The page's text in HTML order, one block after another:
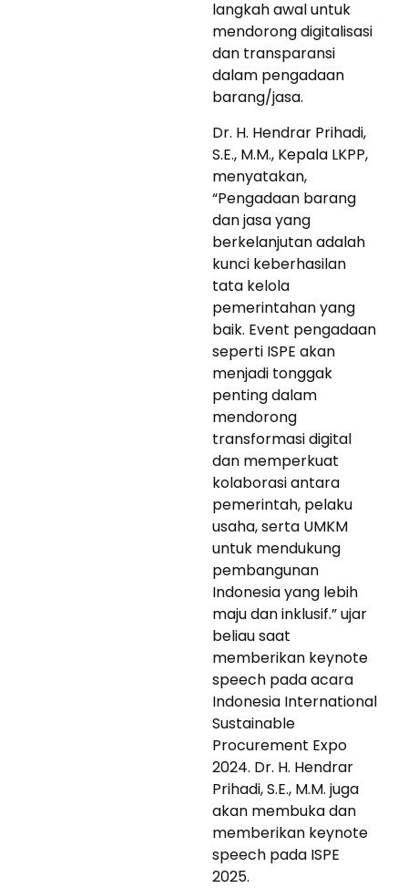
langkah awal untuk
mendorong digitalisasi
dan transparansi
dalam pengadaan
barang/jasa.
Dr. H. Hendrar Prihadi,
S.E., M.M., Kepala LKPP,
menyatakan,
“Pengadaan barang
dan jasa yang
berkelanjutan adalah
kunci keberhasilan
tata kelola
pemerintahan yang
baik. Event pengadaan
seperti ISPE akan
menjadi tonggak
penting dalam
mendorong
transformasi digital
dan memperkuat
kolaborasi antara
pemerintah, pelaku
usaha, serta UMKM
untuk mendukung
pembangunan
Indonesia yang lebih
maju dan inklusif.” ujar
beliau saat
memberikan keynote
speech pada acara
Indonesia International
Sustainable
Procurement Expo
2024. Dr. H. Hendrar
Prihadi, S.E., M.M. juga
akan membuka dan
memberikan keynote
speech pada ISPE
2025.